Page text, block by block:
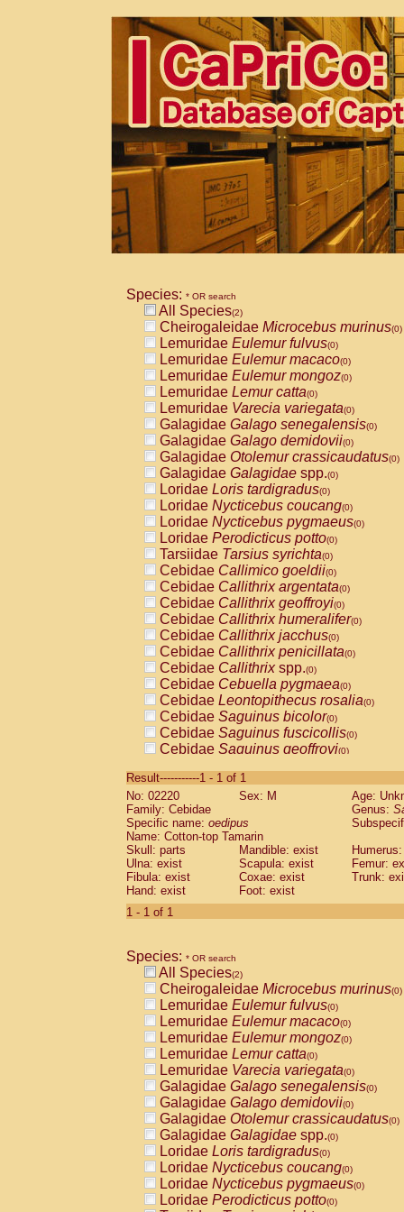
Species: * OR search
All Species(2)
Cheirogaleidae Microcebus murinus(0)
Lemuridae Eulemur fulvus(0)
Lemuridae Eulemur macaco(0)
Lemuridae Eulemur mongoz(0)
Lemuridae Lemur catta(0)
Lemuridae Varecia variegata(0)
Galagidae Galago senegalensis(0)
Galagidae Galago demidovii(0)
Galagidae Otolemur crassicaudatus(0)
Galagidae Galagidae spp.(0)
Loridae Loris tardigradus(0)
Loridae Nycticebus coucang(0)
Loridae Nycticebus pygmaeus(0)
Loridae Perodicticus potto(0)
Tarsiidae Tarsius syrichta(0)
Cebidae Callimico goeldii(0)
Cebidae Callithrix argentata(0)
Cebidae Callithrix geoffroyi(0)
Cebidae Callithrix humeralifer(0)
Cebidae Callithrix jacchus(0)
Cebidae Callithrix penicillata(0)
Cebidae Callithrixspp.(0)
Cebidae Cebuella pygmaea(0)
Cebidae Leontopithecus rosalia(0)
Cebidae Saguinus bicolor(0)
Cebidae Saguinus fuscicollis(0)
Cebidae Saguinus geoffroyi(0)
CebidaeSaguinus labiatus(0)
Cebidae Saguinus leucopus (0)
Cebidae
CebidaeSaguinus mystax
Cebidae Saguinus nigricollis (1)
Cebidae Saguinus oedipus
Cebidae Saguinus weddelli
Cebidae Saguinusspp.
Cebidae
CebidaeCebus capucinus
CebidaeCebus nigrivittatus
CebidaeCebus spp.(0)
CebidaeSaimiri boliviensis(0)
CebidaeSaimiri sciureus(0)
AtelidaeAlouatta caraya(0)
AtelidaeAlouatta fusca(0)
AtelidaeAlouatta seniculus(0)
AtelidaeAlouattaspp.(0)
AtelidaeAteles belzebuth(0)
AtelidaeAteles geoffroyi(0)
AtelidaeAteles paniscus(0)
AtelidaeAtelesspp.(0)
AtelidaeLagothrix lagothricha(0)
AtelidaeLagothrix lagothricha cana
PitheciidaeCacajao calvus
Result-----------1 - 1 of 1
No: 02220
Sex: M
Age:
Family: Cebidae
Genus:
Specific name: oedipus
Name: Cotton-top Tamarin
Skull: parts
Mandible: exist
Ulna: exist
Scapula: exist
Femur:
Fibula: exist
Coxae: exist
Trunk:
Hand: exist
Foot: exist
1 - 1 of 1
Species: * OR search
All Species(2)
Cheirogaleidae Microcebus murinus(0)
Lemuridae Eulemur fulvus(0)
Lemuridae Eulemur macaco(0)
Lemuridae Eulemur mongoz(0)
Lemuridae Lemur catta(0)
Lemuridae Varecia variegata(0)
Galagidae Galago senegalensis(0)
Galagidae Galago demidovii(0)
Galagidae Otolemur crassicaudatus(0)
Galagidae Galagidae spp.(0)
Loridae Loris tardigradus(0)
Loridae Nycticebus coucang(0)
Loridae Nycticebus pygmaeus(0)
Loridae Perodicticus potto(0)